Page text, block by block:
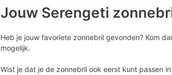
Jouw Serengeti
Heb je jouw favoriete zonnebril gevonden? Kom
mogelijk.
Wist je dat je de zonnebril ook eerst kunt passen